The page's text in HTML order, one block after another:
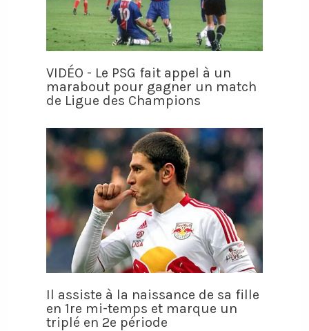
VIDÉO - Le PSG fait appel à un
marabout pour gagner un match
de Ligue des Champions
Il assiste à la naissance de sa fille
en 1re mi-temps et marque un
triplé en 2e période